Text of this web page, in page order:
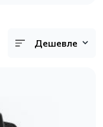
Дешевле